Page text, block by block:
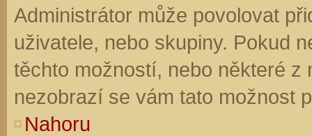
Administrátor může povolovat
uživatele, nebo skupiny. Pokud
těchto možností, nebo některé z
nezobrazí se vám tato možnost
Nahoru